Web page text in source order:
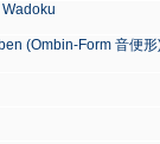
(Ombin-Form 音便形